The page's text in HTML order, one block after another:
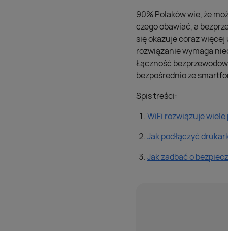
90% Polaków wie, że
czego obawiać, a
się okazuje coraz
rozwiązanie wymaga
Łączność
bezpośrednio ze
Spis treści:
WiFi rozwiązuje
Jak podłączyć
Jak zadbać o